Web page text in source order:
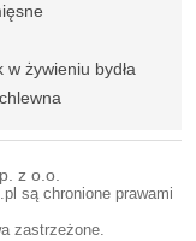
w żywieniu bydła
z o.o.
są chronione prawami
zastrzeżone.